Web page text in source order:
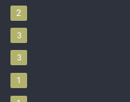
2
3
3
1